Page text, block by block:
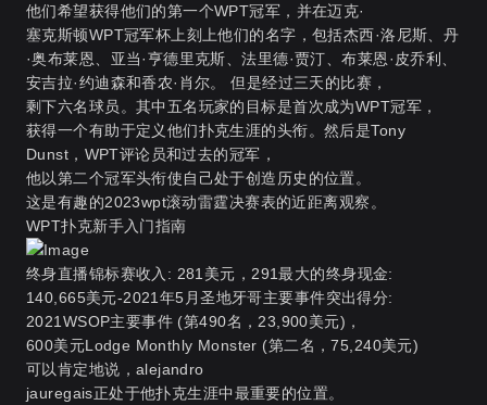
他们希望获得他们的第一个WPT冠军，并在迈克·
塞克斯顿WPT冠军杯上刻上他们的名字，包括杰西·洛尼斯、丹
·奥布莱恩、亚当·亨德里克斯、法里德·贾汀、布莱恩·皮乔利、
安吉拉·约迪森和香农·肖尔。 但是经过三天的比赛，
剩下六名球员。其中五名玩家的目标是首次成为WPT冠军，
获得一个有助于定义他们扑克生涯的头衔。然后是Tony
Dunst，WPT评论员和过去的冠军，
他以第二个冠军头衔使自己处于创造历史的位置。
这是有趣的2023wpt滚动雷霆决赛表的近距离观察。
WPT扑克新手入门指南
终身直播锦标赛收入: 281美元，291最大的终身现金:
140,665美元-2021年5月圣地牙哥主要事件突出得分:
2021WSOP主要事件 (第490名，23,900美元)，
600美元Lodge Monthly Monster (第二名，75,240美元)
可以肯定地说，alejandro
jauregais正处于他扑克生涯中最重要的位置。